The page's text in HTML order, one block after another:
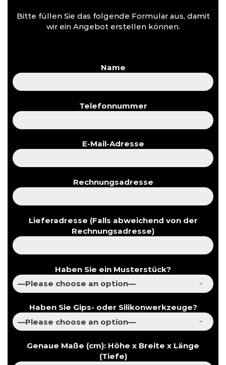
Bitte füllen Sie das folgende Formular aus, damit
wir ein Angebot erstellen können.
Name
Telefonnummer
E-Mail-Adresse
Rechnungsadresse
Lieferadresse (Falls abweichend von der
Rechnungsadresse)
Haben Sie ein Musterstück?
Haben Sie Gips- oder Silikonwerkzeuge?
Genaue Maße (cm): Höhe x Breite x Länge
(Tiefe)